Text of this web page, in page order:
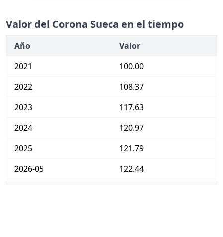
Valor del Corona Sueca en el tiempo
Año
Valor
2021
100.00
2022
108.37
2023
117.63
2024
120.97
2025
121.79
2026-05
122.44